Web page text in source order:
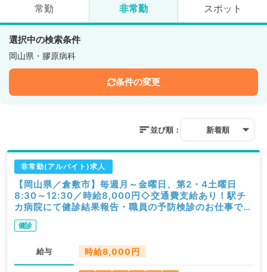
常勤 非常勤 スポット
選択中の検索条件
岡山県・膠原病科
条件の変更
並び順： 新着順
非常勤(アルバイト)求人
【岡山県／倉敷市】毎週月～金曜日、第2・4土曜日
8:30～12:30／時給8,000円◇交通費支給あり！駅チ
カ病院にて健診結果報告・職員の予防検診のお仕事です
（健診・人間ドック／非常勤）
健診
給与 時給8,000円